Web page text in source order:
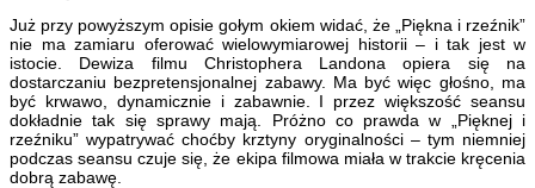
Już przy powyższym opisie gołym okiem widać, że „Piękna i rzeźnik”
nie ma zamiaru oferować wielowymiarowej historii – i tak jest w
istocie. Dewiza filmu Christophera Landona opiera się na
dostarczaniu bezpretensjonalnej zabawy. Ma być więc głośno, ma
być krwawo, dynamicznie i zabawnie. I przez większość seansu
dokładnie tak się sprawy mają. Próżno co prawda w „Pięknej i
rzeźniku” wypatrywać choćby krztyny oryginalności – tym niemniej
podczas seansu czuje się, że ekipa filmowa miała w trakcie kręcenia
dobrą zabawę.